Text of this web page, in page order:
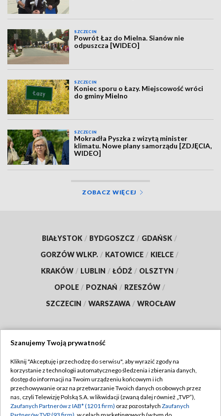
SZCZECIN
Powrót Łaz do Mielna. Sianów nie
odpuszcza [WIDEO]
SZCZECIN
Koniec sporu o Łazy. Miejscowość wróci
do gminy Mielno
SZCZECIN
Mokradła Pyszka z wizytą minister
klimatu. Nowe plany samorządu [ZDJĘCIA,
WIDEO]
ZOBACZ WIĘCEJ
BIAŁYSTOK / BYDGOSZCZ / GDAŃSK /
GORZÓW WLKP. / KATOWICE / KIELCE /
KRAKÓW / LUBLIN / ŁÓDŹ / OLSZTYN /
OPOLE / POZNAŃ / RZESZÓW /
SZCZECIN / WARSZAWA / WROCŁAW
TVP
Abonament TVP
Emisja w TVP
Regulamin TVP
Polityka prywatności
Szanujemy Twoją prywatność
Kliknij "Akceptuję i przechodzę do serwisu", aby wyrazić zgody na
korzystanie z technologii automatycznego śledzenia i zbierania danych,
dostęp do informacji na Twoim urządzeniu końcowym i ich
przechowywanie oraz na przetwarzanie Twoich danych osobowych przez
nas, czyli Telewizję Polską S.A. w likwidacji (zwaną dalej również „TVP”),
Zaufanych Partnerów z IAB* (1201 firm) oraz pozostałych Zaufanych